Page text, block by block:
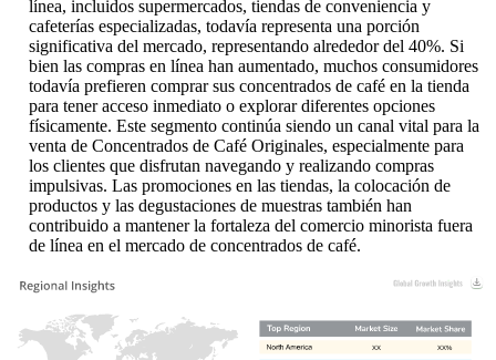
línea, incluidos supermercados, tiendas de conveniencia y
cafeterías especializadas, todavía representa una porción
significativa del mercado, representando alrededor del 40%. Si
bien las compras en línea han aumentado, muchos consumidores
todavía prefieren comprar sus concentrados de café en la tienda
para tener acceso inmediato o explorar diferentes opciones
físicamente. Este segmento continúa siendo un canal vital para la
venta de Concentrados de Café Originales, especialmente para
los clientes que disfrutan navegando y realizando compras
impulsivas. Las promociones en las tiendas, la colocación de
productos y las degustaciones de muestras también han
contribuido a mantener la fortaleza del comercio minorista fuera
de línea en el mercado de concentrados de café.
XX%
XX